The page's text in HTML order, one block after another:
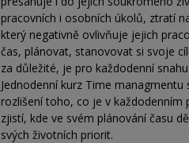
pracovních i osobních úkolů, ztratí
který negativně ovlivňuje jejich
čas, plánovat, stanovovat si svoje
za důležité, je pro každodenní
Jednodenní kurz Time
rozlišení toho, co je v každodenním
zjistí, kde ve svém plánování času
svých životních priorit.